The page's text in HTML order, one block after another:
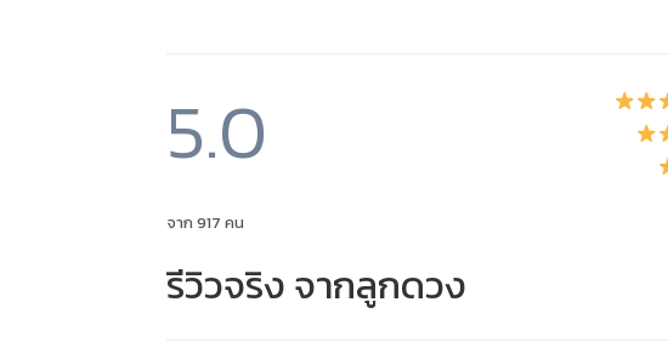
5.0
จาก 917 คน
รีวิวจริง จากลูกดวง